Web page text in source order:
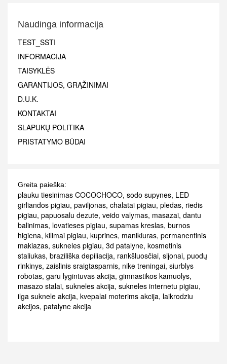
Naudinga informacija
TEST_SSTI
INFORMACIJA
TAISYKLĖS
GARANTIJOS, GRĄŽINIMAI
D.U.K.
KONTAKTAI
SLAPUKŲ POLITIKA
PRISTATYMO BŪDAI
Greita paieška:
plauku tiesinimas COCOCHOCO, sodo supynes, LED
girliandos pigiau, paviljonas, chalatai pigiau, pledas, riedis
pigiau, papuosalu dezute, veido valymas, masazai, dantu
balinimas, lovatieses pigiau, supamas kreslas, burnos
higiena, kilimai pigiau, kuprines, manikiuras, permanentinis
makiazas, sukneles pigiau, 3d patalyne, kosmetinis
staliukas, braziliška depiliacija, rankšluosčiai, sijonai, puodų
rinkinys, zaislinis sraigtasparnis, nike treningai, siurblys
robotas, garu lygintuvas akcija, gimnastikos kamuolys,
masazo stalai, sukneles akcija, sukneles internetu pigiau,
ilga suknele akcija, kvepalai moterims akcija, laikrodziu
akcijos, patalyne akcija